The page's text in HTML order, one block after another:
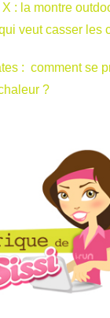
: la montre
veut casser les
: comment se
?